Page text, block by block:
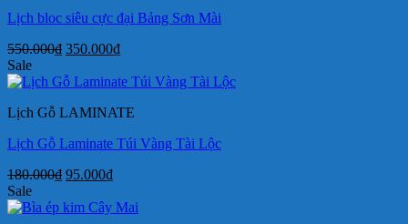
Lịch bloc siêu cực đại Bảng Sơn Mài
550.000₫ Giá
là:
350.000₫Giá
tại
350.000₫.
Sale
Lịch Gỗ LAMINATE
Lịch Gỗ Laminate Túi Vàng Tài Lộc
180.000₫ Giá
là:
95.000₫Giá
tại
Sale